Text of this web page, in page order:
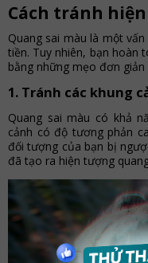
Cách tránh
Quang sai màu là một
tiền. Tuy nhiên, bạn hoàn
bằng những mẹo đơn giản
1. Tránh các khung
Quang sai màu có khả
cảnh có độ tương phản
đối tượng của bạn bị
đã tạo ra hiện tượng